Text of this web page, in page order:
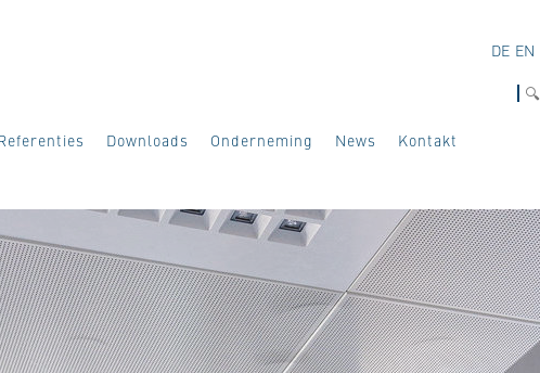
Downloads Onderneming News Kontakt
DE EN